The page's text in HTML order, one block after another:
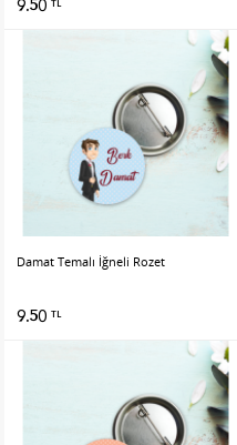
9.50 TL
Damat Temalı İğneli Rozet
9.50 TL